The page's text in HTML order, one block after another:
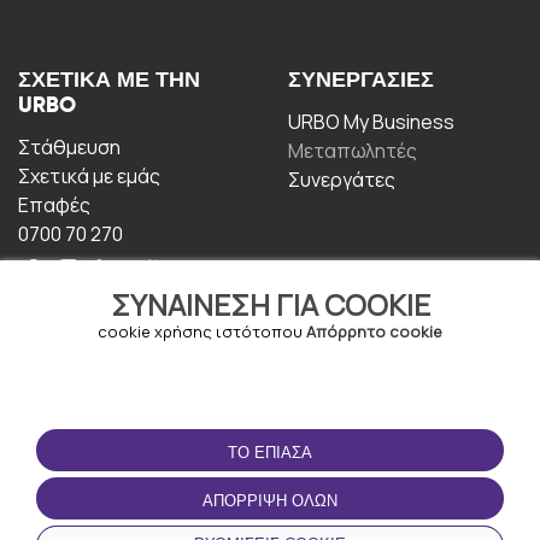
ΣΥΝΑΊΝΕΣΗ ΓΙΑ COOKIE
cookie χρήσης ιστότοπου Απόρρητο cookie
ΤΟ ΈΠΙΑΣΑ
ΑΠΌΡΡΙΨΗ ΌΛΩΝ
ΣΧΕΤΙΚΆ ΜΕ ΤΗΝ
URBO
Στάθμευση
Σχετικά με εμάς
Επαφές
0700 70 270
ΣΥΝΕΡΓΑΣΊΕΣ
URBO My Business
Μεταπωλητές
Συνεργάτες
ΟΡΟΙ ΧΡΉΣΗΣ
Οροι και Προϋποθέσεις
Πολιτική απορρήτου
ΚΑΤΕΒΆΣΤΕ ΤΗΝ
ΕΦΑΡΜΟΓΉ